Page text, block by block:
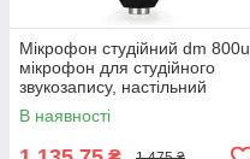
Мікрофон студійний dm 800u,
мікрофон для студійного
звукозапису, настільний
В наявності